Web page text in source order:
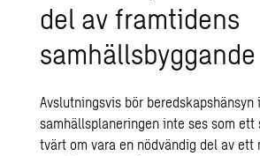
del av framtidens
samhällsbyggande
Avslutningsvis bör beredskapshänsyn i
samhällsplaneringen inte ses som ett
tvärt om vara en nödvändig del av